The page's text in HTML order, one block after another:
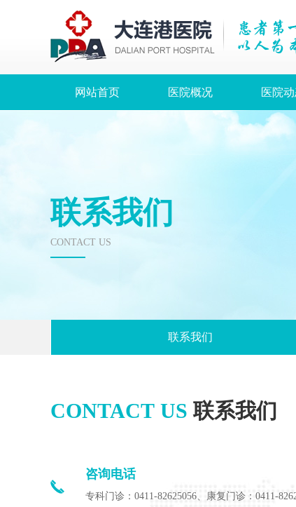
网站首页 医院概况 医院
联系我们
CONTACT US
联系我们
CONTACT US 联系我们
咨询电话
专科门诊：0411-82625056、康复门诊：0411-